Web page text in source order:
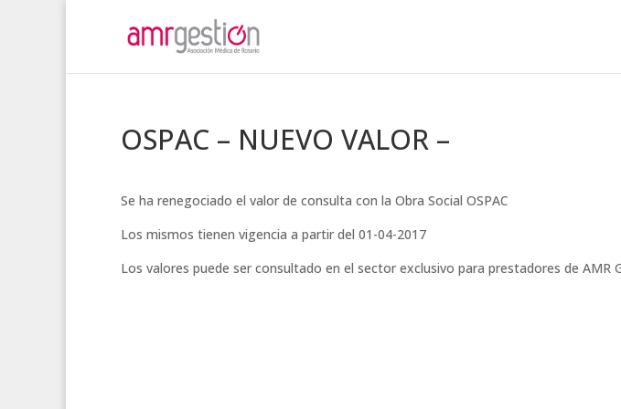
OSPAC – NUEVO VALOR –
Se ha renegociado el valor de consulta con la Obra Social OSPAC
Los mismos tienen vigencia a partir del 01-04-2017
Los valores puede ser consultado en el sector exclusivo para prestadores de AMR